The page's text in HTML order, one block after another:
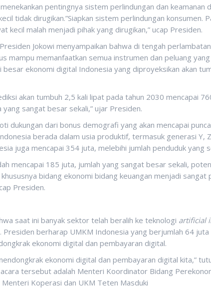
pentingnya sistem perlindungan dan keamanan
tidak dirugikan.”Siapkan sistem perlindungan konsumen.
kecil malah menjadi pihak yang dirugikan,” ucap Presiden.
Jokowi menyampaikan bahwa di tengah
mampu memanfaatkan semua instrumen dan peluang
ekonomi digital Indonesia yang diproyeksikan akan
akan tumbuh 2,5 kali lipat pada tahun 2030 mencapai
yang sangat besar sekali,” ujar Presiden.
dukungan dari bonus demografi yang akan mencapai
berada dalam usia produktif, termasuk generasi Y,
juga mencapai 354 juta, melebihi jumlah penduduk yang
mencapai 185 juta, jumlah yang sangat besar sekali,
bidang ekonomi bidang keuangan menjadi sangat
Presiden.
saat ini banyak sektor telah beralih ke teknologi artificial
Presiden berharap UMKM Indonesia yang berjumlah 64
ekonomi digital dan pembayaran digital.
ekonomi digital dan pembayaran digital kita,”
tersebut adalah Menteri Koordinator Bidang
Koperasi dan UKM Teten Masduki